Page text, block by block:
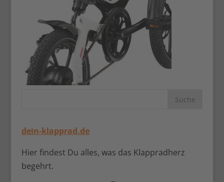
dein-klapprad.de
Hier findest Du alles, was das Klappradherz
begehrt.